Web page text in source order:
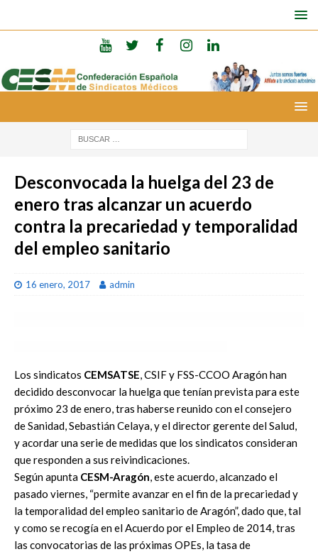
Desconvocada la huelga del 23 de
enero tras alcanzar un acuerdo
contra la precariedad y temporalidad
del empleo sanitario
16 enero, 2017 admin
Los sindicatos CEMSATSE, CSIF y FSS-CCOO Aragón han
decidido desconvocar la huelga que tenían prevista para este
próximo 23 de enero, tras haberse reunido con el consejero
de Sanidad, Sebastián Celaya, y el director gerente del Salud,
y acordar una serie de medidas que los sindicatos consideran
que responden a sus reivindicaciones.
Según apunta CESM-Aragón, este acuerdo, alcanzado el
pasado viernes, “permite avanzar en el fin de la precariedad y
la temporalidad del empleo sanitario de Aragón”, dado que, tal
y como se recogía en el Acuerdo por el Empleo de 2014, tras
las convocatorias de las próximas OPEs, la tasa de